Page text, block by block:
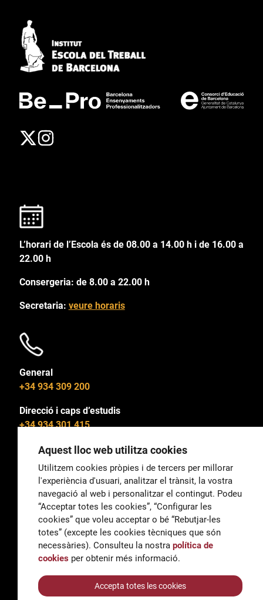
L’horari de l’Escola és de 08.00 a 14.00 h i de 16.00 a
22.00 h
Consergeria: de 8.00 a 22.00 h
Secretaria: veure horaris
General
+34 934 309 200
Direcció i caps d’estudis
+34 934 301 415
General
correu@escoladeltreball.org
Informació
informacio@escoladeltreball.org
Aquest lloc web utilitza cookies
Utilitzem cookies pròpies i de tercers per millorar
l'experiència d'usuari, analitzar el trànsit, la vostra
navegació al web i personalitzar el contingut. Podeu
“Acceptar totes les cookies”, “Configurar les
cookies” que voleu acceptar o bé “Rebutjar-les
totes” (excepte les cookies tècniques que són
necessàries). Consulteu la nostra política de
cookies per obtenir més informació.
Accepta totes les cookies